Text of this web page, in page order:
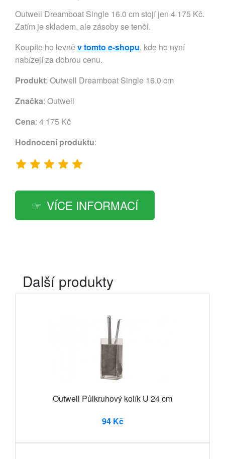
Outwell Dreamboat Single 16.0 cm stojí jen 4 175 Kč.
Zatím je skladem, ale zásoby se tenčí.
Koupíte ho levně v tomto e-shopu, kde ho nyní
nabízejí za dobrou cenu.
Produkt: Outwell Dreamboat Single 16.0 cm
Značka: Outwell
Cena: 4 175 Kč
Hodnocení produktu:
VÍCE INFORMACÍ
Další produkty
Outwell Půlkruhový kolík U 24 cm
94 Kč